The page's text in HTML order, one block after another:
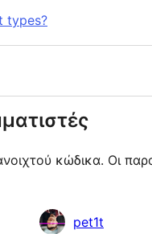
types?
κώδικα. Οι
pet1t